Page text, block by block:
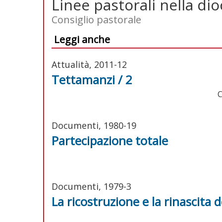
Linee pastorali nella
Consiglio pastorale
Leggi anche
Attualità, 2011-12
Tettamanzi / 2
Documenti, 1980-19
Partecipazione totale
Documenti, 1979-3
La ricostruzione e la rinascita